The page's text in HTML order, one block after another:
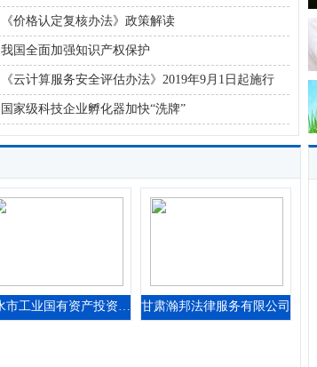
《价格认定复核办法》政策解读
我国全面加强知识产权保护
《云计算服务安全评估办法》2019年9月1日起施行
国家级科技企业孵化器加快“洗牌”
天水市工业国有资产投资有限公司 甘肃瀚邦法律服务有限公司